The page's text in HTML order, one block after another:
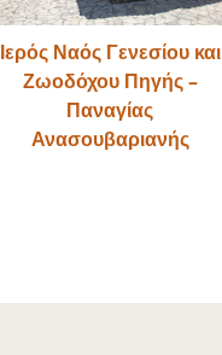
Ιερός Ναός Γενεσίου και
Ζωοδόχου Πηγής –
Παναγίας
Ανασουβαριανής